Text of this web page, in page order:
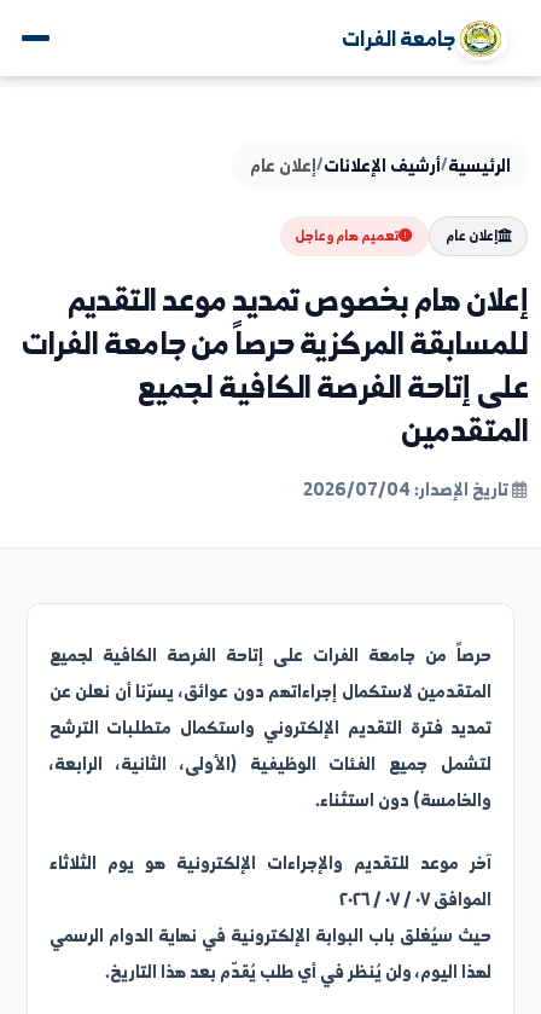
جامعة الفرات
/أرشيف الإعلانات / إعلان عام
عام تعميم هام وعاجل
هام بخصوص تمديد موعد التقديم
المركزية حرصاً من جامعة الفرات
الفرصة الكافية لجميع
2026/07/04
من جامعة الفرات على إتاحة الفرصة الكافية لجميع
لاستكمال إجراءاتهم دون عوائق، يسرّنا أن نعلن عن
فترة التقديم الإلكتروني واستكمال متطلبات الترشح
جميع الفئات الوظيفية (الأولى، الثانية، الرابعة،
دون استثناء.
موعد للتقديم والإجراءات الإلكترونية هويوم الثلاثاء